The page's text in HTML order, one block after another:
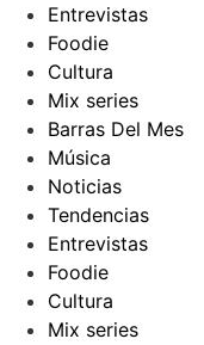
Entrevistas
Foodie
Cultura
Mix series
Barras Del Mes
Música
Noticias
Tendencias
Entrevistas
Foodie
Cultura
Mix series